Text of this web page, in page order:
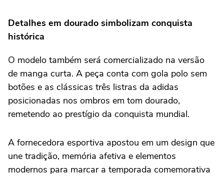
Detalhes em dourado simbolizam conquista
histórica
O modelo também será comercializado na versão
de manga curta. A peça conta com gola polo sem
botões e as clássicas três listras da adidas
posicionadas nos ombros em tom dourado,
remetendo ao prestígio da conquista mundial.
A fornecedora esportiva apostou em um design que
une tradição, memória afetiva e elementos
modernos para marcar a temporada comemorativa